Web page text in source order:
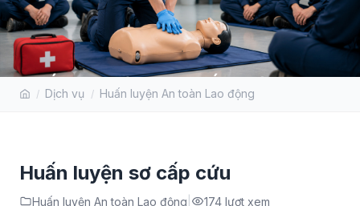
HUẤN LUYỆN SƠ CẤP CỨU
Dịch vụ Huấn luyện An toàn Lao động
Huấn luyện sơ cấp cứu
Huấn luyện An toàn Lao động 174 lượt xem